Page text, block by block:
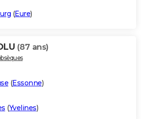
(Eure)
(87 ans)
(Essonne)
(Yvelines)